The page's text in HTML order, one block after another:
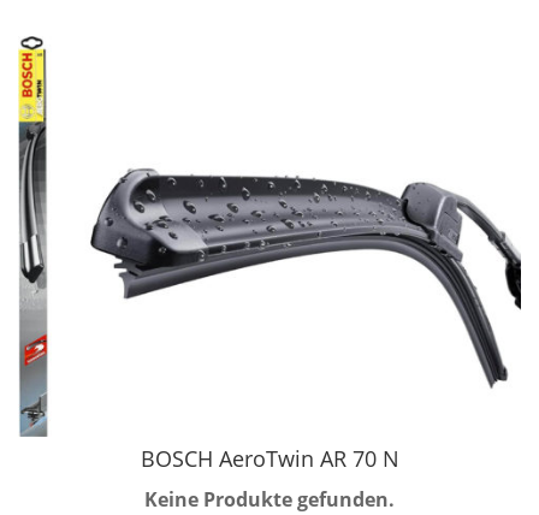
BOSCH AeroTwin AR 70 N
Keine Produkte gefunden.